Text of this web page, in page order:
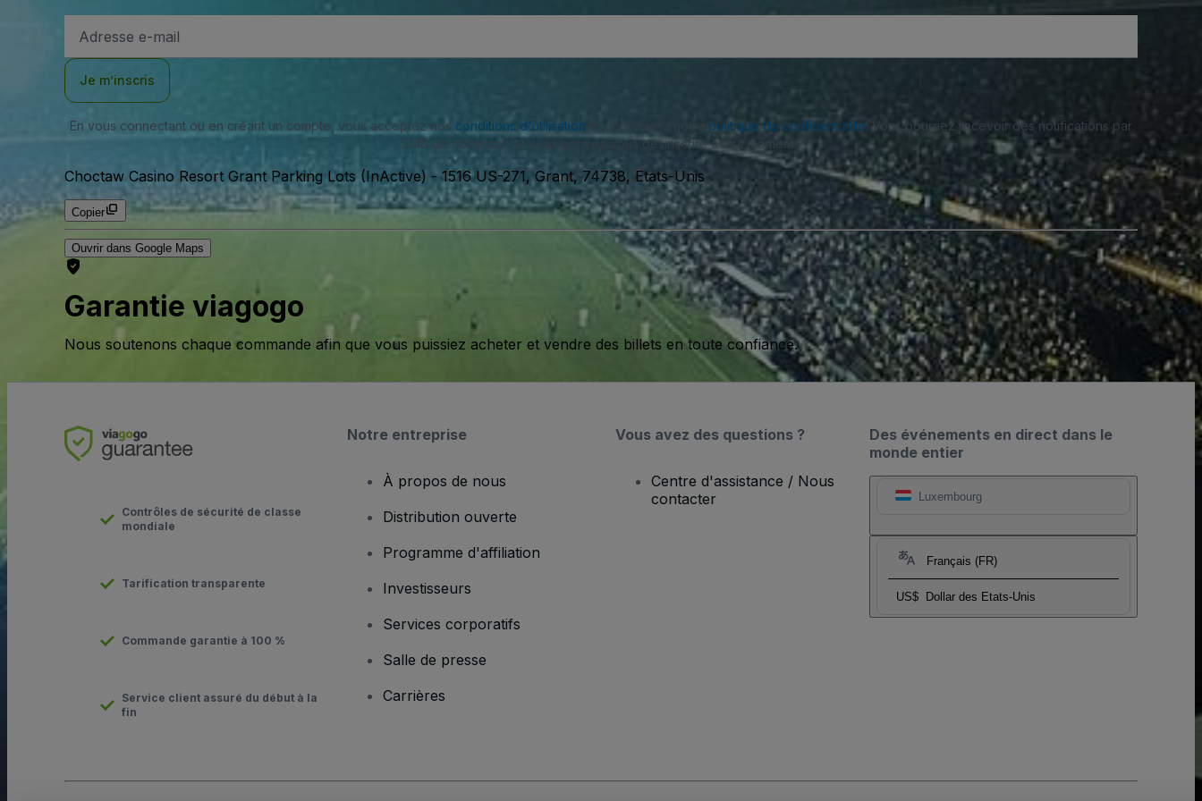
e-
Je m’inscris
En vous connectant ou en créant un compte, vous acceptez nos conditions d'utilisation et approuvez notre politique de confidentialité . Vous pourriez recevoir des notifications par
SMS de notre part et vous pouvez vous désinscrire à tout moment.
Choctaw Casino Resort Grant Parking Lots (InActive) - 1516 US-271, Grant, 74738, Etats-Unis
Copier
Ouvrir dans Google Maps
Garantie viagogo
Nous soutenons chaque commande afin que vous puissiez acheter et vendre des billets en toute confiance.
Des événements en direct dans le
monde entier
Luxembourg
Français (FR)
US$ Dollar des Etats-Unis
Contrôles de sécurité de classe
mondiale
Tarification transparente
Commande garantie à 100 %
Service client assuré du début à la
fin
Notre entreprise
À propos de nous
Distribution ouverte
Programme d'affiliation
Investisseurs
Services corporatifs
Salle de presse
Carrières
Vous avez des questions ?
Centre d'assistance / Nous
contacter